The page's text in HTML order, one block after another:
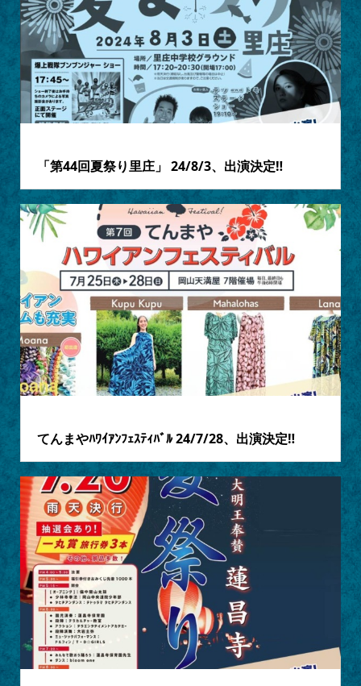
「第44回夏祭り里庄」 24/8/3、出演決定‼
てんまやﾊﾜｲｱﾝﾌｪｽﾃｨﾊﾞﾙ 24/7/28、出演決定‼